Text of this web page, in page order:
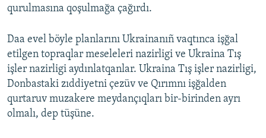
qurulmasına qoşulmağa çağırdı.
Daa evel böyle planlarını Ukrainanıñ vaqtınca işğal
etilgen topraqlar meseleleri nazirligi ve Ukraina Tış
işler nazirligi aydınlatqanlar. Ukraina Tış işler nazirligi,
Donbastaki zıddiyetni çezüv ve Qırımnı işğalden
qurtaruv muzakere meydançıqları bir-birinden ayrı
olmalı, dep tüşüne.